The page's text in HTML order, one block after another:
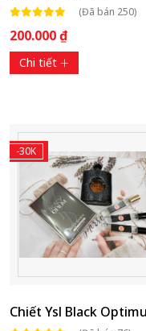
(Đã bán 250)
200.000 ₫
Chi tiết
-30K
Chiết Ysl Black